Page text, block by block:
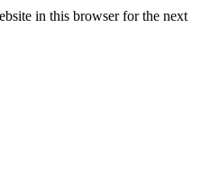
in this browser for the next